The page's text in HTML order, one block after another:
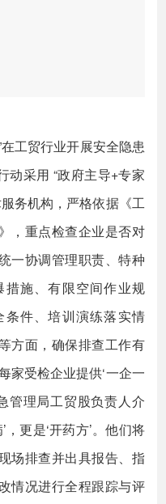
工贸行业开展安全隐患
动采用 “政府主导+专家
务机构，严格依据《工
，重点检查企业是否对
一协调管理职责、特种
施、有限空间作业规
件、培训演练落实情
方面，确保排查工作有
家受检企业提供‘一企一
管理局工贸股负责人介
，更是‘开药方’。他们将
场排查并出具报告、指
情况进行全程跟踪与评